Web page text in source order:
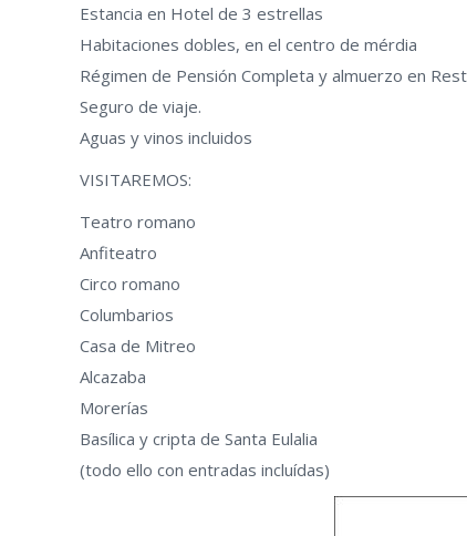
Estancia en Hotel de 3 estrellas
Habitaciones dobles, en el centro de mérdia
Régimen de Pensión Completa y almuerzo en
Seguro de viaje.
Aguas y vinos incluidos
VISITAREMOS:
Teatro romano
Anfiteatro
Circo romano
Columbarios
Casa de Mitreo
Alcazaba
Morerías
Basílica y cripta de Santa Eulalia
(todo ello con entradas incluídas)